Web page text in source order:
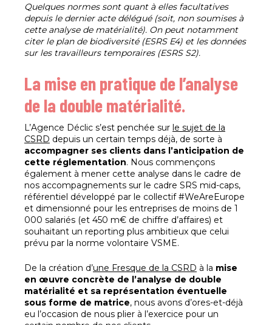
Quelques normes sont quant à elles facultatives
depuis le dernier acte délégué (soit, non soumises à
cette analyse de matérialité). On peut notamment
citer le plan de biodiversité (ESRS E4) et les données
sur les travailleurs temporaires (ESRS S2).
La mise en pratique de l’analyse
de la double matérialité.
L’Agence Déclic s’est penchée sur le sujet de la
CSRD depuis un certain temps déjà, de sorte à
accompagner ses clients dans l’anticipation de
cette réglementation. Nous commençons
également à mener cette analyse dans le cadre de
nos accompagnements sur le cadre SRS mid-caps,
référentiel développé par le collectif #WeAreEurope
et dimensionné pour les entreprises de moins de 1
000 salariés (et 450 m€ de chiffre d’affaires) et
souhaitant un reporting plus ambitieux que celui
prévu par la norme volontaire VSME.
De la création d’une Fresque de la CSRD à la mise
en œuvre concrète de l’analyse de double
matérialité et sa représentation éventuelle
sous forme de matrice, nous avons d’ores-et-déjà
eu l’occasion de nous plier à l’exercice pour un